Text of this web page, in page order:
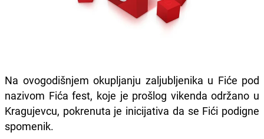
Na ovogodišnjem okupljanju zaljubljenika u Fiće pod
nazivom Fića fest, koje je prošlog vikenda održano u
Kragujevcu, pokrenuta je inicijativa da se Fići podigne
spomenik.